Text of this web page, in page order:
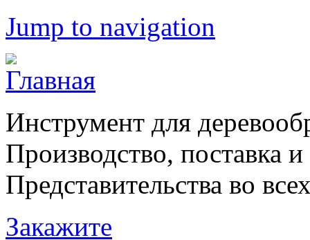
Jump to navigation
Инструмент для
Производство, поставка
Представительства во
Закажите